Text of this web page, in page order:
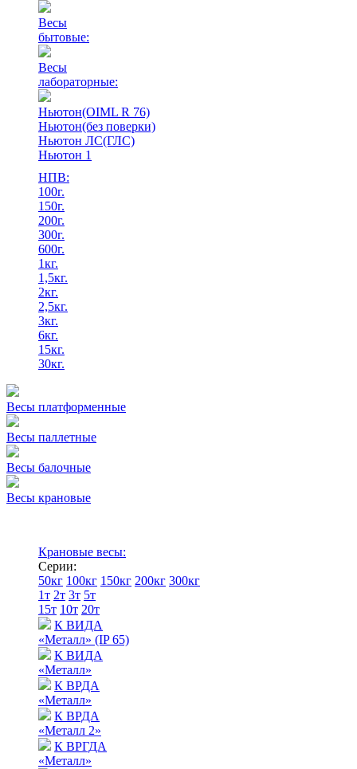
Весы
бытовые:
Весы
лабораторные:
Ньютон(OIML R 76)
Ньютон(без поверки)
Ньютон ЛС(ГЛС)
Ньютон 1
НПВ:
100г.
150г.
200г.
300г.
600г.
1кг.
1,5кг.
2кг.
2,5кг.
3кг.
6кг.
15кг.
30кг.
Весы платформенные
Весы паллетные
Весы балочные
Весы крановые
Крановые весы:
Серии:
50кг 100кг 150кг 200кг 300кг
1т 2т 3т 5т
15т 10т 20т
К ВИДА
«Металл» (IP 65)
К ВИДА
«Металл»
К ВРДА
«Металл»
К ВРДА
«Металл 2»
К ВРГДА
«Металл»